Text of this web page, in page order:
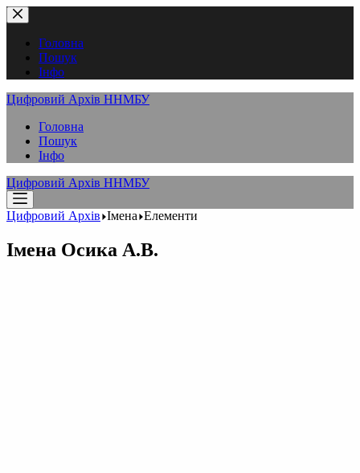
Перейти
до
вмістуГоловна
Пошук
Інфо
Цифровий Архів ННМБУ
Головна
Пошук
Інфо
Цифровий Архів ННМБУ
Цифровий Архів Імена Елементи
Імена Осика А.В.